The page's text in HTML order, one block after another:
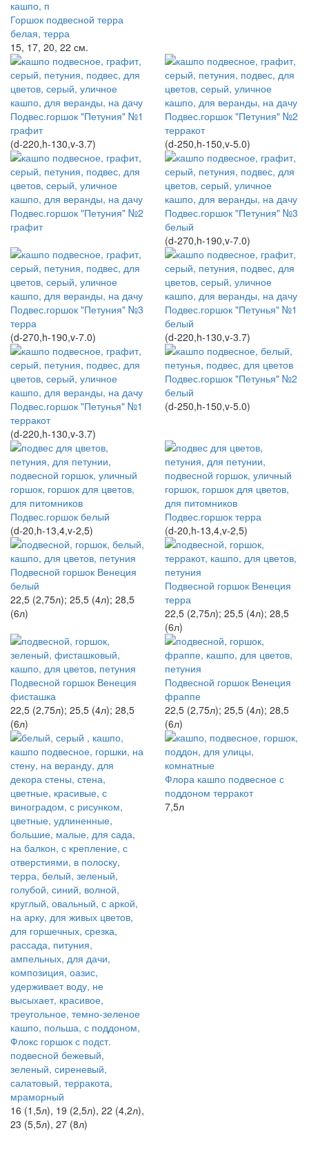
Горшок подвесной терра
белая, терра
15, 17, 20, 22 см.
Подвес.горшок "Петуния" №1
графит
(d-220,h-130,v-3.7)
Подвес.горшок "Петуния" №2
терракот
(d-250,h-150,v-5.0)
Подвес.горшок "Петуния" №2
графит
Подвес.горшок "Петуния" №3
белый
(d-270,h-190,v-7.0)
Подвес.горшок "Петуния" №3
терра
(d-270,h-190,v-7.0)
Подвес.горшок "Петунья" №1
белый
(d-220,h-130,v-3.7)
Подвес.горшок "Петунья" №1
терракот
(d-220,h-130,v-3.7)
Подвес.горшок "Петунья" №2
белый
(d-250,h-150,v-5.0)
Подвес.горшок белый
(d-20,h-13,4,v-2,5)
Подвес.горшок терра
(d-20,h-13,4,v-2,5)
Подвесной горшок Венеция
белый
22,5 (2,75л); 25,5 (4л); 28,5
(6л)
Подвесной горшок Венеция
терра
22,5 (2,75л); 25,5 (4л); 28,5
(6л)
Подвесной горшок Венеция
фисташка
22,5 (2,75л); 25,5 (4л); 28,5
(6л)
Подвесной горшок Венеция
фраппе
22,5 (2,75л); 25,5 (4л); 28,5
(6л)
Флокс горшок с подст.
подвесной бежевый,
зеленый, сиреневый,
салатовый, терракота,
мраморный
16 (1,5л), 19 (2,5л), 22 (4,2л),
23 (5,5л), 27 (8л)
Флора кашпо подвесное с
поддоном терракот
7,5л